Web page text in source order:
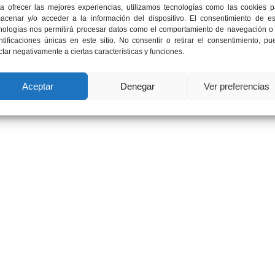
ofrecer las mejores experiencias, utilizamos tecnologías como las cookies
y/o acceder a la información del dispositivo. El consentimiento de
nos permitirá procesar datos como el comportamiento de navegación o
únicas en este sitio. No consentir o retirar el consentimiento,
negativamente a ciertas características y funciones.
Aceptar Denegar Ver preferencias